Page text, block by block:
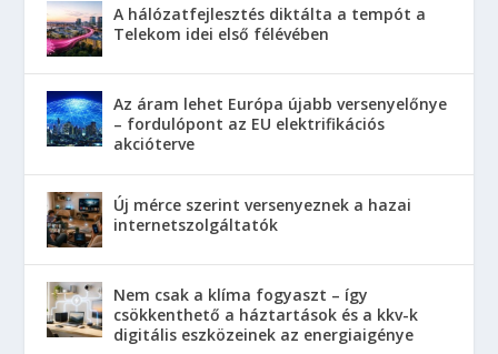
A hálózatfejlesztés diktálta a tempót a
Telekom idei első félévében
Az áram lehet Európa újabb versenyelőnye
– fordulópont az EU elektrifikációs
akcióterve
Új mérce szerint versenyeznek a hazai
internetszolgáltatók
Nem csak a klíma fogyaszt – így
csökkenthető a háztartások és a kkv-k
digitális eszközeinek az energiaigénye